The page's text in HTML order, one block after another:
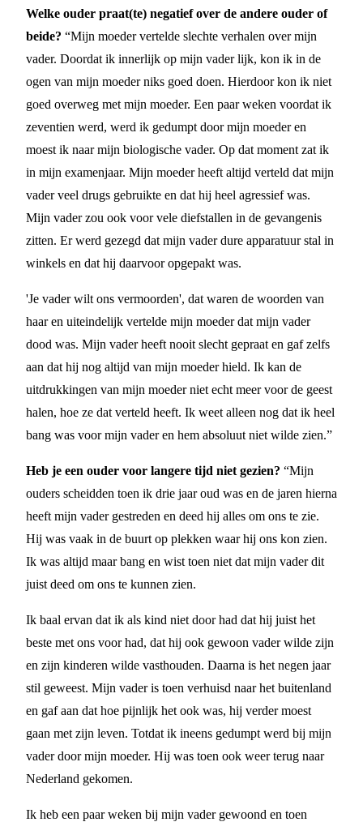
Welke ouder praat(te) negatief over de andere ouder of
beide? “Mijn moeder vertelde slechte verhalen over mijn
vader. Doordat ik innerlijk op mijn vader lijk, kon ik in de
ogen van mijn moeder niks goed doen. Hierdoor kon ik niet
goed overweg met mijn moeder. Een paar weken voordat ik
zeventien werd, werd ik gedumpt door mijn moeder en
moest ik naar mijn biologische vader. Op dat moment zat ik
in mijn examenjaar. Mijn moeder heeft altijd verteld dat mijn
vader veel drugs gebruikte en dat hij heel agressief was.
Mijn vader zou ook voor vele diefstallen in de gevangenis
zitten. Er werd gezegd dat mijn vader dure apparatuur stal in
winkels en dat hij daarvoor opgepakt was.
'Je vader wilt ons vermoorden', dat waren de woorden van
haar en uiteindelijk vertelde mijn moeder dat mijn vader
dood was. Mijn vader heeft nooit slecht gepraat en gaf zelfs
aan dat hij nog altijd van mijn moeder hield. Ik kan de
uitdrukkingen van mijn moeder niet echt meer voor de geest
halen, hoe ze dat verteld heeft. Ik weet alleen nog dat ik heel
bang was voor mijn vader en hem absoluut niet wilde zien.”
Heb je een ouder voor langere tijd niet gezien? “Mijn
ouders scheidden toen ik drie jaar oud was en de jaren hierna
heeft mijn vader gestreden en deed hij alles om ons te zie.
Hij was vaak in de buurt op plekken waar hij ons kon zien.
Ik was altijd maar bang en wist toen niet dat mijn vader dit
juist deed om ons te kunnen zien.
Ik baal ervan dat ik als kind niet door had dat hij juist het
beste met ons voor had, dat hij ook gewoon vader wilde zijn
en zijn kinderen wilde vasthouden. Daarna is het negen jaar
stil geweest. Mijn vader is toen verhuisd naar het buitenland
en gaf aan dat hoe pijnlijk het ook was, hij verder moest
gaan met zijn leven. Totdat ik ineens gedumpt werd bij mijn
vader door mijn moeder. Hij was toen ook weer terug naar
Nederland gekomen.
Ik heb een paar weken bij mijn vader gewoond en toen